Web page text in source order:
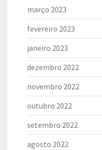
março 2023
fevereiro 2023
janeiro 2023
dezembro 2022
novembro 2022
outubro 2022
setembro 2022
agosto 2022